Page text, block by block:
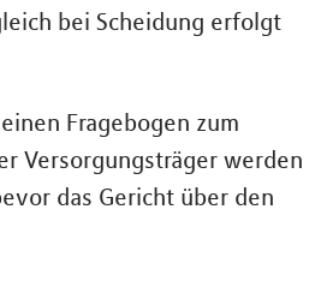
bei Scheidung erfolgt
Fragebogen zum
Versorgungsträger werden
das Gericht über den